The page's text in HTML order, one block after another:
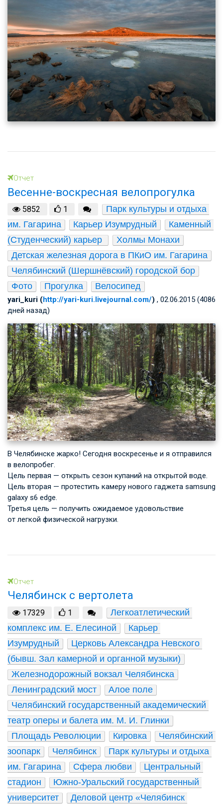
Отчет
Весенне-воскресная велопрогулка
5852 1
Парк культуры и отдыха
им. Гагарина
Карьер Изумрудный
Каменный
(Студенческий) карьер
Холмы Монахи
Детская железная дорога в ПКиО им. Гагарина
Челябинский (Шершнёвский) городской бор
Фото
Прогулка Велосипед
yari_kuri (http://yari-kuri.livejournal.com/) , 02.06.2015 (4086
дней назад)
В Челябинске жарко! Сегодня воскресенье и я отправился
в велопробег.
Цель первая — открыть сезон купаний на открытой воде.
Цель вторая — протестить камеру нового гаджета samsung
galaxy s6 edge.
Третья цель — получить ожидаемое удовольствие
от легкой физической нагрузки.
Отчет
Челябинск с вертолета
17329 1
Легкоатлетический
комплекс им. Е. Елесиной
Карьер
Изумрудный
Церковь Александра Невского
(бывш. Зал камерной и органной музыки)
Железнодорожный вокзал Челябинска
Ленинградский мост
Алое поле
Челябинский государственный академический
театр оперы и балета им. М. И. Глинки
Площадь Революции
Кировка
Челябинский
зоопарк
Челябинск
Парк культуры и отдыха
им. Гагарина
Сфера любви
Центральный
стадион
Южно-Уральский государственный
университет
Деловой центр «Челябинск